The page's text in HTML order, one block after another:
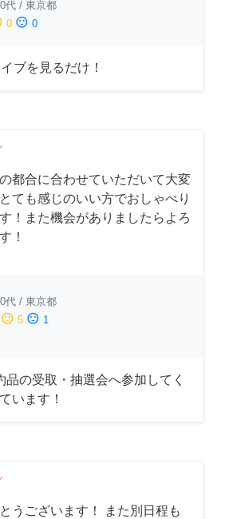
代 / 東京都
0 sentiment_dissatisfied 0
ブを見るだけ！
都合に合わせていただいて大変
ても感じのいい方でおしゃべり
！また機会がありましたらよろ
！
代 / 東京都
sentiment_neutral 5 sentiment_dissatisfied 1
品の受取・抽選会へ参加してく
います！
うございます！ また別日程も